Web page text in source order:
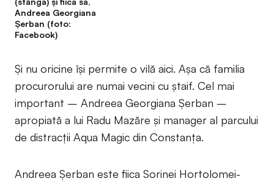
Andreea Georgiana
Șerban (foto:
Facebook)
Și nu oricine își permite o vilă aici. Așa că familia
procurorului are numai vecini cu ștaif. Cel mai
important – Andreea Georgiana Șerban –
apropiată a lui Radu Mazăre și manager al parcului
de distracții Aqua Magic din Constanța.
Andreea Șerban este fiica Sorinei Hortolomei-